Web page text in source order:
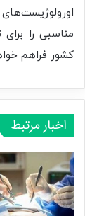
مناسبی را
کشور فراهم
اخبار مرتبط